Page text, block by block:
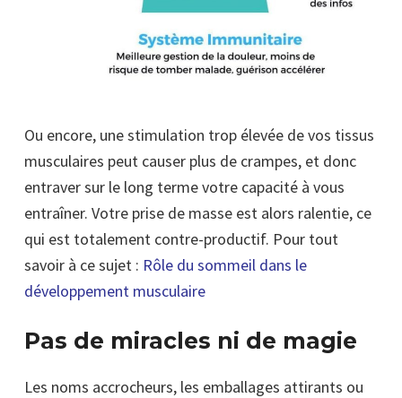
Ou encore, une stimulation trop élevée de vos tissus
musculaires peut causer plus de crampes, et donc
entraver sur le long terme votre capacité à vous
entraîner. Votre prise de masse est alors ralentie, ce
qui est totalement contre-productif. Pour tout
savoir à ce sujet : Rôle du sommeil dans le
développement musculaire
Pas de miracles ni de magie
Les noms accrocheurs, les emballages attirants ou